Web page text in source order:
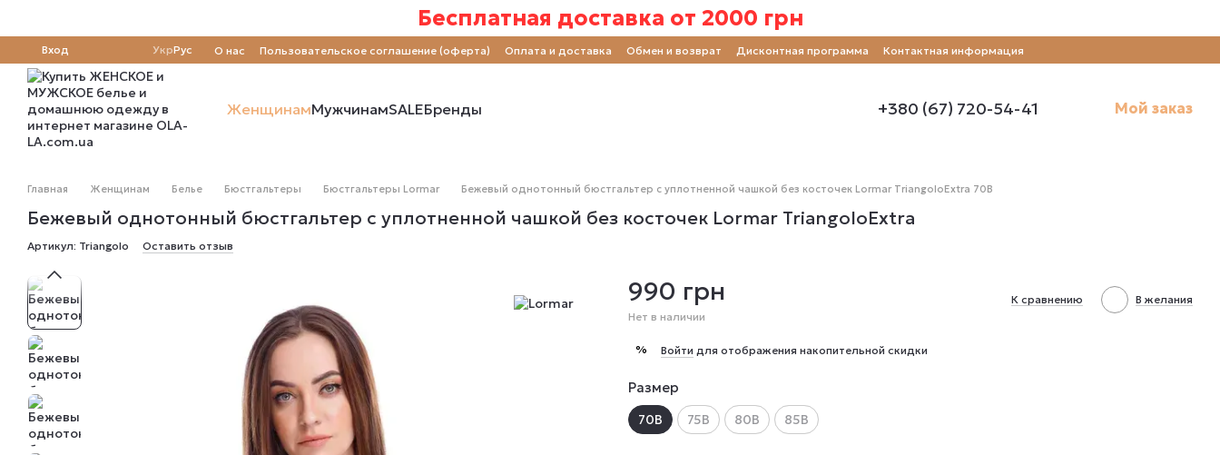
Бесплатная доставка от 2000 грн
Вход УкрРус О нас Пользовательское соглашение (оферта) Оплата и доставка Обмен и возврат Дисконтная программа
Контактная информация
Отзывы о магазине
ЖенщинамМужчинамSALEБренды +380 (67) 720-54-41 Мой заказ
Главная Женщинам Белье Бюстгальтеры Бюстгальтеры Lormar Бежевый однотонный бюстгальтер с уплотненной чашкой без косточек Lormar TriangoloExtra 70В
Бежевый однотонный бюстгальтер с уплотненной чашкой без косточек Lormar TriangoloExtra
Артикул: Triangolo Оставить отзыв
990 грн
Нет в наличии
К сравнению В желания
% Войти для отображения накопительной скидки
Размер
70B 75B 80B 85B